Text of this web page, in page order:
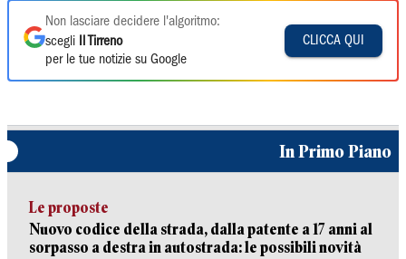
Non lasciare decidere l'algoritmo:
scegli
Il Tirreno
per le tue notizie su Google
CLICCA QUI
In Primo Piano
Le proposte
Nuovo codice della strada, dalla patente a 17 anni al
sorpasso a destra in autostrada: le possibili novità